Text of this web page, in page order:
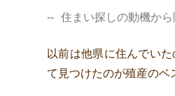
住まい探しの動機か
以前は他県に住んでい
て見つけたのが殖産のベ